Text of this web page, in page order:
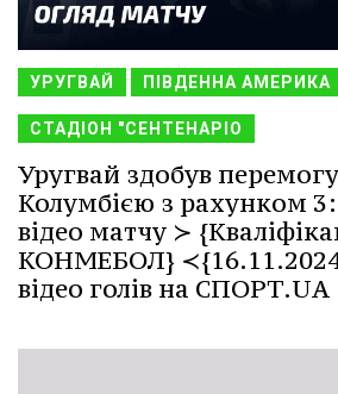
УРУГВАЙ ПІВДЕННА АМЕРИКА
СТАДІОН "СЕНТЕНАРІО
Уругвай здобув
Колумбією з рахунком
відео матчу ≻
КОНМЕБОЛ}
відео голів на СПОРТ.UA